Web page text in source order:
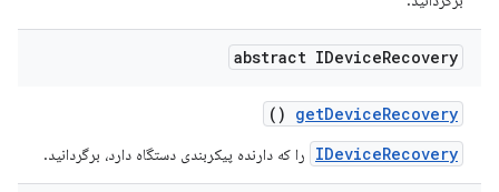
abstract IDeviceRecovery
getDeviceRecovery
()
IDeviceRecovery
را که دارنده پیکربندی دستگاه دارد، برگردانید.